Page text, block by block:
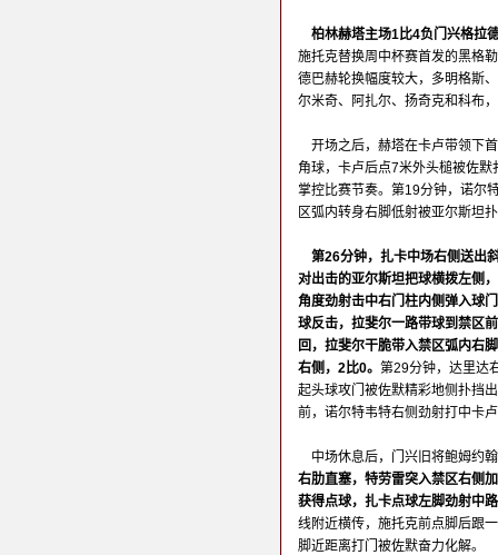
柏林赫塔主场1比4负门兴格拉
施托克替换周中杯赛首发的黑格
德巴赫轮换幅度较大，多明格斯
尔米奇、阿扎尔、扬奇克和科布
开场之后，赫塔在卡卢带领下
角球，卡卢后点7米外头槌被佐
掌控比赛节奏。第19分钟，诺尔
区弧内转身右脚低射被亚尔斯坦
第26分钟，扎卡中场右侧送出
对出击的亚尔斯坦把球横拨左侧
角度劲射击中右门柱内侧弹入球
球反击，拉斐尔一路带球到禁区
回，拉斐尔干脆带入禁区弧内右
右侧，2比0。 第29分钟，达里达
起头球攻门被佐默精彩地侧扑挡
前，诺尔特韦特右侧劲射打中卡
中场休息后，门兴旧将鲍姆约
右肋直塞，特劳雷突入禁区右侧
获得点球，扎卡点球左脚劲射中
线附近横传，施托克前点脚后跟
脚近距离打门被佐默奋力化解。